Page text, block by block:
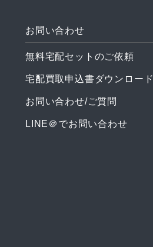
無料宅配セットのご依頼
宅配買取申込書ダウンロード
お問い合わせ/ご質問
LINE＠でお問い合わせ